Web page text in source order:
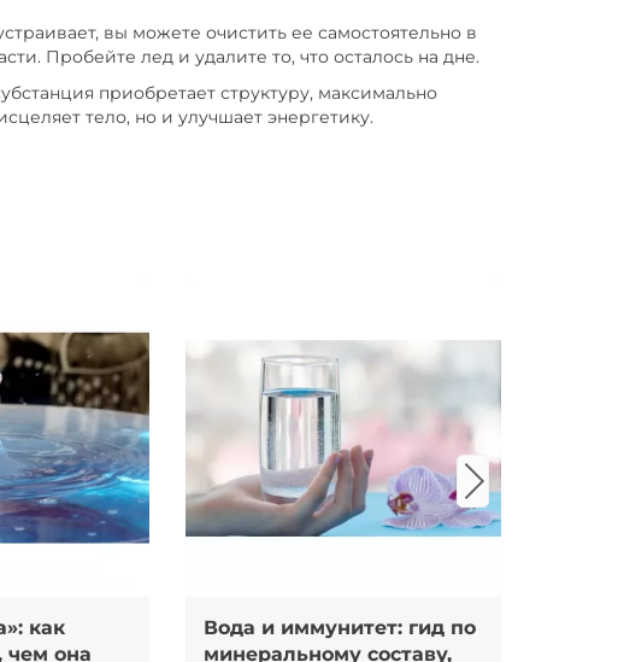
вы можете очистить ее самостоятельно в
Пробейте лед и удалите то, что осталось на дне.
приобретает структуру, максимально
тело, но и улучшает энергетику.
как
чем она
Вода и иммунитет: гид по
минеральному составу,